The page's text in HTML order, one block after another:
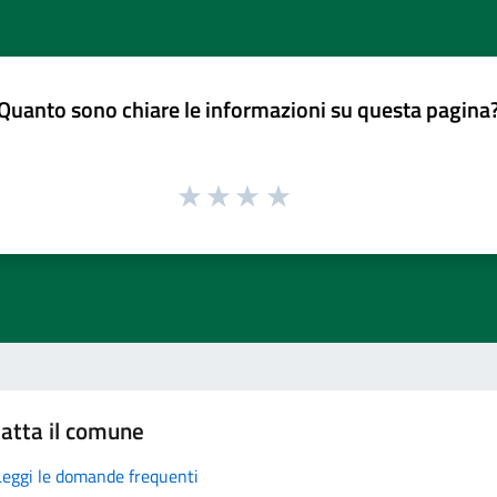
sono chiare le informazioni su questa
il comune
le domande frequenti